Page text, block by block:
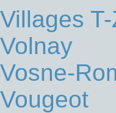
Villages
Volnay
Vosne-
Vougeot